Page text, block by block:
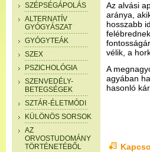
SZÉPSÉGÁPOLÁS
ALTERNATÍV
GYÓGYÁSZAT
GYÓGYTEÁK
SZEX
PSZICHOLÓGIA
SZENVEDÉLY-
BETEGSÉGEK
SZTÁR-ÉLETMÓDI
KÜLÖNÖS SORSOK
AZ
ORVOSTUDOMÁNY
TÖRTÉNETÉBŐL
Az alvási
aránya,
hosszabb
vélik, a
A
agyában
hasonló